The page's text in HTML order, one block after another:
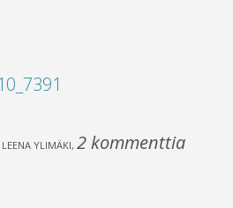
LEENA YLIMÄKI,2 kommenttia